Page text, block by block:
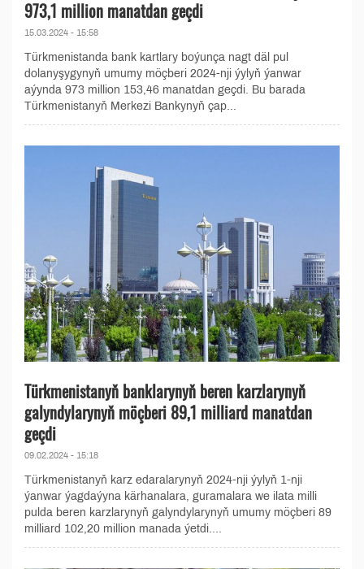
973,1 million manatdan geçdi
15.03.2024 - 15:58
Türkmenistanda bank kartlary boýunça nagt däl pul
dolanyşygynyň umumy möçberi 2024-nji ýylyň ýanwar
aýynda 973 million 153,46 manatdan geçdi. Bu barada
Türkmenistanyň Merkezi Bankynyň çap...
Türkmenistanyň banklarynyň beren karzlarynyň
galyndylarynyň möçberi 89,1 milliard manatdan
geçdi
09.02.2024 - 15:18
Türkmenistanyň karz edaralarynyň 2024-nji ýylyň 1-nji
ýanwar ýagdaýyna kärhanalara, guramalara we ilata milli
pulda beren karzlarynyň galyndylarynyň umumy möçberi 89
milliard 102,20 million manada ýetdi....